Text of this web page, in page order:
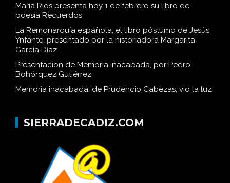
María Ríos presenta hoy 1 de febrero su libro de
poesía Recuerdos
La Remonarquía española, el libro póstumo de Jesús
Ynfante, presentado por la historiadora Margarita
García Díaz
Presentación de Memoria inacabada, por Pedro
Bohórquez Gutiérrez
Memoria inacabada, de Prudencio Cabezas, vio la luz
SIERRADECADIZ.COM